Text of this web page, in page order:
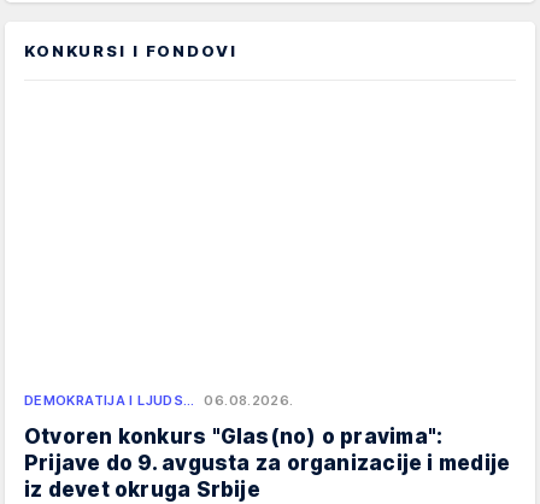
KONKURSI I FONDOVI
DEMOKRATIJA I LJUDS… 06.08.2026.
Otvoren konkurs "Glas(no) o pravima":
Prijave do 9. avgusta za organizacije i medije
iz devet okruga Srbije